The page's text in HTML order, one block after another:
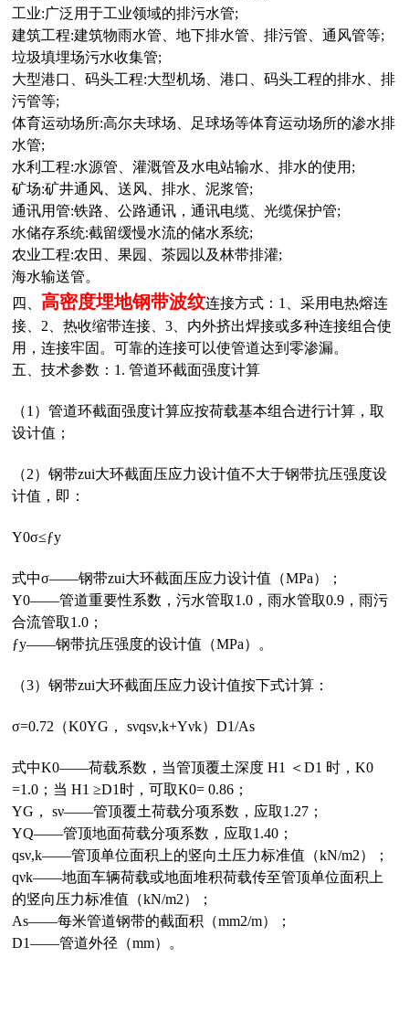
工业:广泛用于工业领域的排污水管;
建筑工程:建筑物雨水管、地下排水管、排污管、通风管等;
垃圾填埋场污水收集管;
大型港口、码头工程:大型机场、港口、码头工程的排水、排
污管等;
体育运动场所:高尔夫球场、足球场等体育运动场所的渗水排
水管;
水利工程:水源管、灌溉管及水电站输水、排水的使用;
矿场:矿井通风、送风、排水、泥浆管;
通讯用管:铁路、公路通讯，通讯电缆、光缆保护管;
水储存系统:截留缓慢水流的储水系统;
农业工程:农田、果园、茶园以及林带排灌;
海水输送管。
四、 高密度埋地钢带波纹连接方式：1、采用电热熔连
接、 2、热收缩带连接、3、 内外挤出焊接或多种连接组合使
用，连接牢固。可靠的连接可以使管道达到零渗漏。
五、技术参数： 1. 管道环截面强度计算
（1）管道环截面强度计算应按荷载基本组合进行计算，取
设计值；
（2）钢带zui大环截面压应力设计值不大于钢带抗压强度设
计值，即：
Υ0σ≤ƒy
式中σ——钢带zui大环截面压应力设计值（MPa）；
Υ0——管道重要性系数，污水管取1.0，雨水管取0.9，雨污
合流管取1.0；
ƒy——钢带抗压强度的设计值（MPa）。
（3）钢带zui大环截面压应力设计值按下式计算：
σ=0.72（K0ΥG， sνqsν,k+Υνk）D1/As
式中K0——荷载系数，当管顶覆土深度 H1 ＜D1 时，K0
=1.0；当 H1 ≥D1时，可取K0= 0.86；
ΥG， sν——管顶覆土荷载分项系数，应取1.27；
ΥQ——管顶地面荷载分项系数，应取1.40；
qsν,k——管顶单位面积上的竖向土压力标准值（kN/m2）；
qνk——地面车辆荷载或地面堆积荷载传至管顶单位面积上
的竖向压力标准值（kN/m2）；
As——每米管道钢带的截面积（mm2/m）；
D1——管道外径（mm）。